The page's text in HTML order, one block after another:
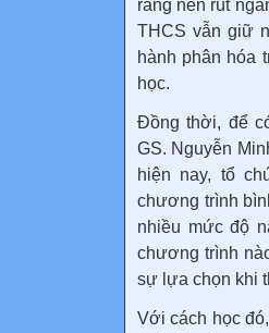
rằng nên rút
THCS vẫn giữ
hành phân hóa
học.
Đồng thời, để
GS. Nguyễn
hiện nay, tổ
chương trình
nhiều mức độ
chương trình
sự lựa chọn khi
Với cách học